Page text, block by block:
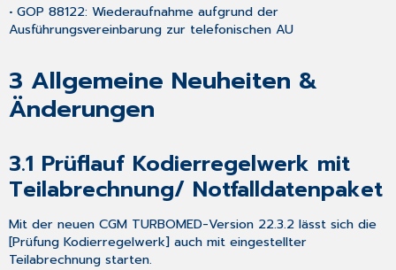
• GOP 88122: Wiederaufnahme aufgrund der
Ausführungsvereinbarung zur telefonischen AU
3 Allgemeine Neuheiten &
Änderungen
3.1 Prüflauf Kodierregelwerk mit
Teilabrechnung/ Notfalldatenpaket
Mit der neuen CGM TURBOMED-Version 22.3.2 lässt sich die
[Prüfung Kodierregelwerk] auch mit eingestellter
Teilabrechnung starten.